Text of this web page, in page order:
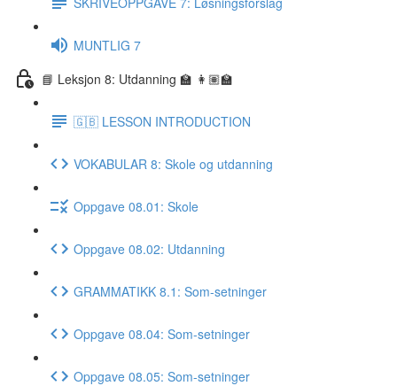
MUNTLIG 7
📘 Leksjon 8: Utdanning 🏫 👩🏽‍🏫
🇬🇧 LESSON INTRODUCTION
VOKABULAR 8: Skole og utdanning
Oppgave 08.01: Skole
Oppgave 08.02: Utdanning
GRAMMATIKK 8.1: Som-setninger
Oppgave 08.04: Som-setninger
Oppgave 08.05: Som-setninger